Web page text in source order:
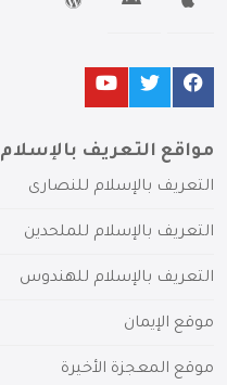
مواقع التعريف بالإسلام
التعريف بالإسلام للنصارى
التعريف بالإسلام للملحدين
التعريف بالإسلام للهندوس
موقع الإيمان
موقع المعجزة الأخيرة